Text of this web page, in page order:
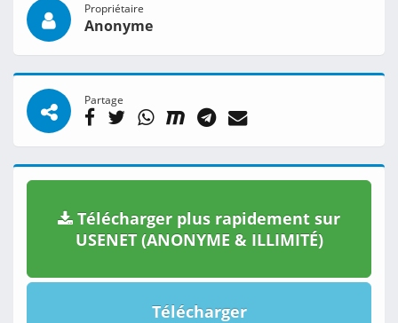
Propriétaire
Anonyme
Partage
Télécharger plus rapidement sur
USENET (ANONYME & ILLIMITÉ)
Télécharger